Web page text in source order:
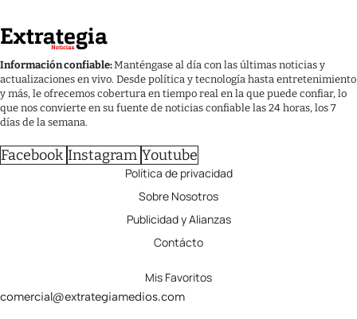
Información confiable:Manténgase al día con las últimas noticias y
actualizaciones en vivo. Desde política y tecnología hasta entretenimiento
y más, le ofrecemos cobertura en tiempo real en la que puede confiar, lo
que nos convierte en su fuente de noticias confiable las 24 horas, los 7
días de la semana.
Facebook Instagram Youtube
Política de privacidad
Sobre Nosotros
Publicidad y Alianzas
Contácto
Mis Favoritos
comercial@extrategiamedios.com